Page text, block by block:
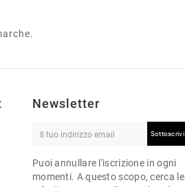
Newsletter
Sottoscrivi
Puoi annullare l'iscrizione in ogni
momenti. A questo scopo, cerca le